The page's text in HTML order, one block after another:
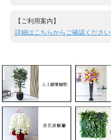
【ご利用案内】
詳細はこちらからご確認ください